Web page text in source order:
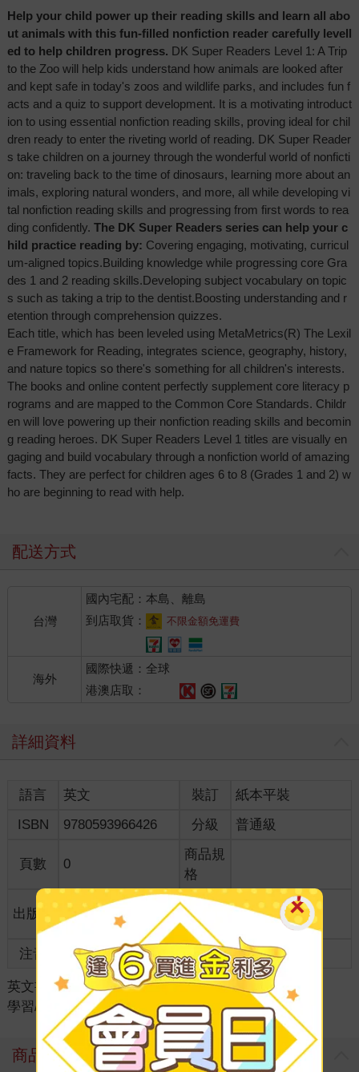
Help your child power up their reading skills and learn all abo
ut animals with this fun-filled nonfiction reader carefully levell
ed to help children progress. DK Super Readers Level 1: A Trip
to the Zoo will help kids understand how animals are looked after
and kept safe in today's zoos and wildlife parks, and includes fun f
acts and a quiz to support development. It is a motivating introduct
ion to using essential nonfiction reading skills, proving ideal for chil
dren ready to enter the riveting world of reading. DK Super Reader
s take children on a journey through the wonderful world of nonficti
on: traveling back to the time of dinosaurs, learning more about an
imals, exploring natural wonders, and more, all while developing vi
tal nonfiction reading skills and progressing from first words to rea
ding confidently. The DK Super Readers series can help your c
hild practice reading by: Covering engaging, motivating, curricul
um-aligned topics.Building knowledge while progressing core Gra
des 1 and 2 reading skills.Developing subject vocabulary on topic
s such as taking a trip to the dentist.Boosting understanding and r
etention through comprehension quizzes.
Each title, which has been leveled using MetaMetrics(R) The Lexil
e Framework for Reading, integrates science, geography, history,
and nature topics so there's something for all children's interests.
The books and online content perfectly supplement core literacy p
rograms and are mapped to the Common Core Standards. Childr
en will love powering up their nonfiction reading skills and becomin
g reading heroes. DK Super Readers Level 1 titles are visually en
gaging and build vocabulary through a nonfiction world of amazing
facts. They are perfect for children ages 6 to 8 (Grades 1 and 2) w
ho are beginning to read with help.
配送方式
台灣
國內宅配：本島、離島
到店取貨：
不限金額免運費
海外
國際快遞：全球
港澳店取：
詳細資料
語言 英文 裝訂
紙本平裝
ISBN
9780593966426 分級 普通級
頁數 0
商品規
格
出版地 美國
適讀年
齡
全齡適讀
注音 級別
英文書 ＞ 童書/青少年讀物 ＞ 知識/生活
＞
學習/教育
商品評價